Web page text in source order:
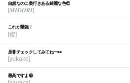
自然なのに奥行きある綺麗な色😍
[𝑴𝑰𝑫𝑶𝑹𝑰]
これが最強！
[蜜]
是非チェックしてみてねー👀
[yukako]
最高ですよ😆